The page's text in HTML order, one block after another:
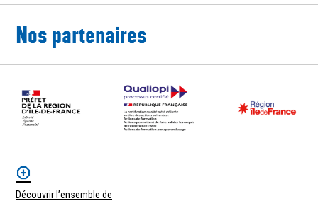
Nos partenaires
Découvrir l’ensemble de